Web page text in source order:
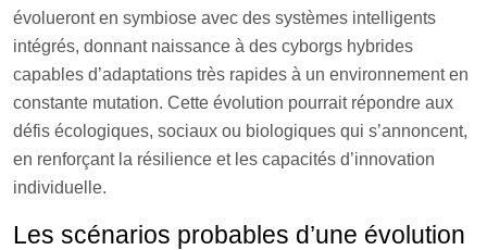
évolueront en symbiose avec des systèmes intelligents
intégrés, donnant naissance à des cyborgs hybrides
capables d’adaptations très rapides à un environnement en
constante mutation. Cette évolution pourrait répondre aux
défis écologiques, sociaux ou biologiques qui s’annoncent,
en renforçant la résilience et les capacités d’innovation
individuelle.
Les scénarios probables d’une évolution